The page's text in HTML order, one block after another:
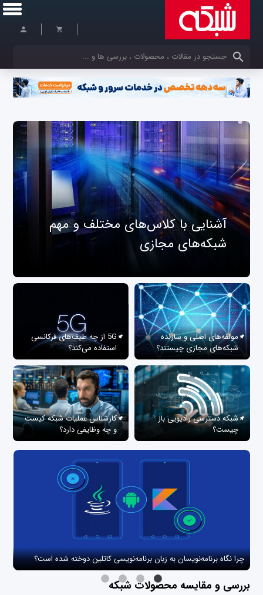
کلمات کلیدی خود را وارد کنید
آشنایی با کلاس‌های مختلف و مهم
شبکه‌های مجازی
مولفه‌های اصلی و سازنده
شبکه‌های مجازی چیستند؟
5G از چه طیف‌های فرکانسی
استفاده می‌کند؟
شبکه دسترسی رادیویی باز
چیست؟
کارشناس عملیات شبکه کیست
و چه وظایفی دارد؟
چرا نگاه برنامه‌نویسان به زبان برنامه‌نویسی کاتلین دوخته شده است؟
بررسی و مقایسه محصولات شبکه